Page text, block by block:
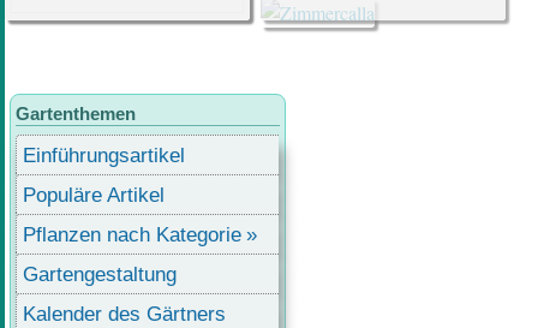
Gartenthemen
Einführungsartikel
Populäre Artikel
Pflanzen nach Kategorie
Gartengestaltung
Kalender des Gärtners